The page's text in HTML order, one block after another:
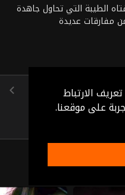
الارتباط
على موقعنا.
مسلسل هندي، يحكي قصة سالي الفتاه الطيبة التي تحاول جاهدة
مفارقات عديدة